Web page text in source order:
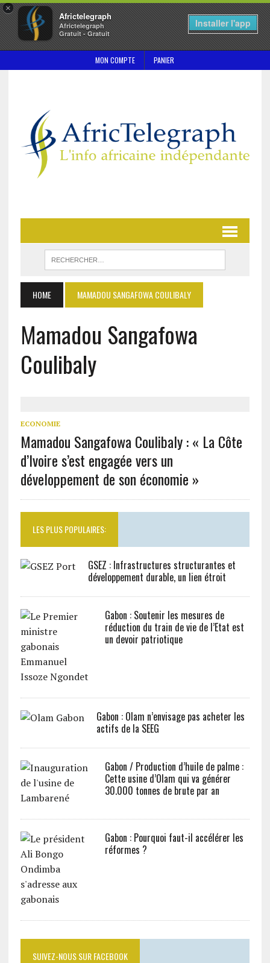
×
Africtelegraph
Africtelegraph
Gratuit - Gratuit
Installer l'app
MON COMPTE PANIER
HOME MAMADOU SANGAFOWA COULIBALY
Mamadou Sangafowa
Coulibaly
ECONOMIE
Mamadou Sangafowa Coulibaly : « La Côte
d’Ivoire s’est engagée vers un
développement de son économie »
LES PLUS POPULAIRES:
GSEZ : Infrastructures structurantes et
développement durable, un lien étroit
Gabon : Soutenir les mesures de
réduction du train de vie de l’Etat est
un devoir patriotique
Gabon : Olam n’envisage pas acheter les
actifs de la SEEG
Gabon / Production d’huile de palme :
Cette usine d’Olam qui va générer
30.000 tonnes de brute par an
Gabon : Pourquoi faut-il accélérer les
réformes ?
SUIVEZ-NOUS SUR FACEBOOK